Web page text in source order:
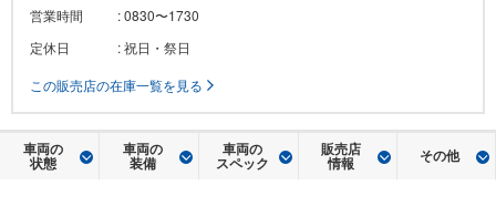
営業時間
: 0830〜1730
定休日
: 祝日・祭日
この販売店の在庫一覧を見る
車両の
状態
車両の
装備
車両の
スペック
販売店
情報 その他